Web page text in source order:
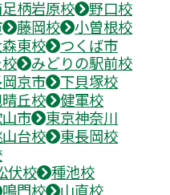
柄岩原校
野口校
藤岡校
小曽根校
東校
つくば市
みどりの駅前校
京市
下貝塚校
丘校
健軍校
市
東京神奈川
台校
東長岡校
伏校
種池校
鳴門校
山直校